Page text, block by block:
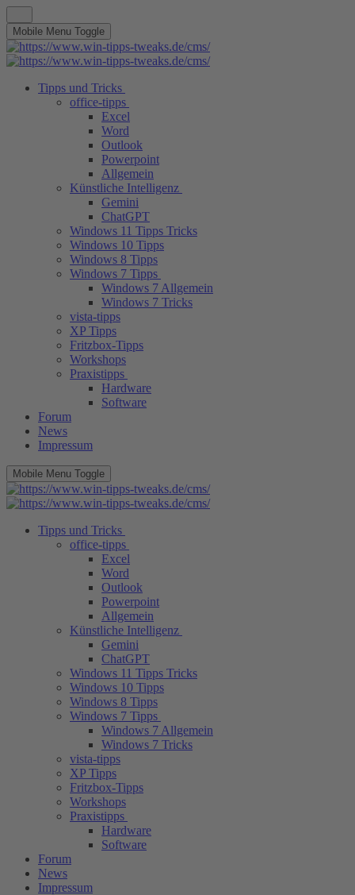
Mobile Menu Toggle
Tipps und Tricks
office-tipps
Excel
Word
Outlook
Powerpoint
Allgemein
Künstliche Intelligenz
Gemini
ChatGPT
Windows 11 Tipps Tricks
Windows 10 Tipps
Windows 8 Tipps
Windows 7 Tipps
Windows 7 Allgemein
Windows 7 Tricks
vista-tipps
XP Tipps
Fritzbox-Tipps
Workshops
Praxistipps
Hardware
Software
Forum
News
Impressum
Mobile Menu Toggle
Tipps und Tricks
office-tipps
Excel
Word
Outlook
Powerpoint
Allgemein
Künstliche Intelligenz
Gemini
ChatGPT
Windows 11 Tipps Tricks
Windows 10 Tipps
Windows 8 Tipps
Windows 7 Tipps
Windows 7 Allgemein
Windows 7 Tricks
vista-tipps
XP Tipps
Fritzbox-Tipps
Workshops
Praxistipps
Hardware
Software
Forum
News
Impressum